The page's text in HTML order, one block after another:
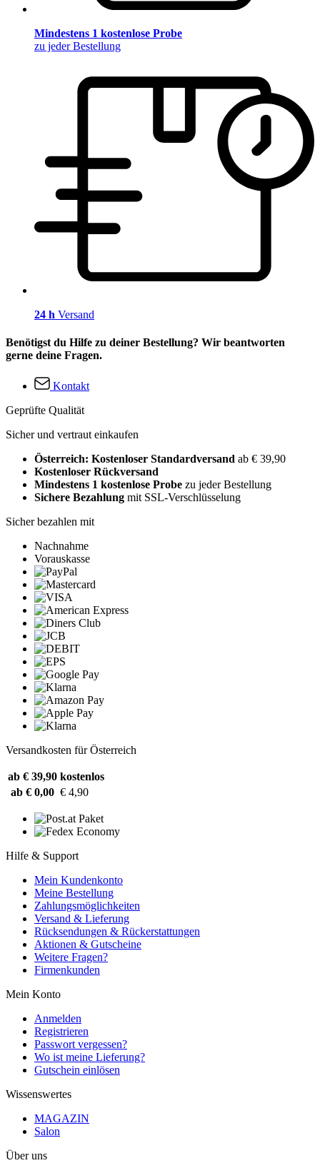
Mindestens 1 kostenlose Probe
zu jeder Bestellung
24 h Versand
Benötigst du Hilfe zu deiner Bestellung? Wir beantworten
gerne deine Fragen.
Kontakt
Geprüfte Qualität
Sicher und vertraut einkaufen
Österreich: Kostenloser Standardversand ab € 39,90
Kostenloser Rückversand
Mindestens 1 kostenlose Probe zu jeder Bestellung
Sichere Bezahlung mit SSL-Verschlüsselung
Sicher bezahlen mit
Nachnahme
Vorauskasse
Versandkosten für Österreich
ab € 39,90 kostenlos
ab € 0,00 € 4,90
Hilfe & Support
Mein Kundenkonto
Meine Bestellung
Zahlungsmöglichkeiten
Versand & Lieferung
Rücksendungen & Rückerstattungen
Aktionen & Gutscheine
Weitere Fragen?
Firmenkunden
Mein Konto
Anmelden
Registrieren
Passwort vergessen?
Wo ist meine Lieferung?
Gutschein einlösen
Wissenswertes
MAGAZIN
Salon
Über uns